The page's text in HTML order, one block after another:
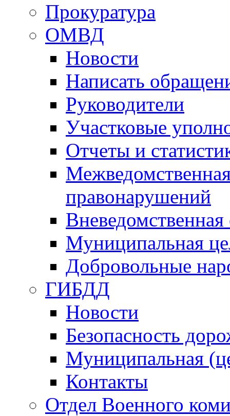
Прокуратура
ОМВД
Новости
Написать
Руководители
Участковые
Отчеты и
правонарушений
Вневедомственная
Муниципальная
Добровольные
ГИБДД
Новости
Безопасность
Муниципальная
Контакты
Отдел Военного